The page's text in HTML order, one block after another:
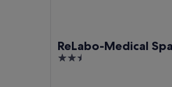
ReLabo-Medical
2.5